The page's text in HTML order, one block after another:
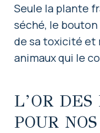
Seule la plante
séché, le bouton
de sa toxicité et
animaux qui le
L’OR DES
POUR